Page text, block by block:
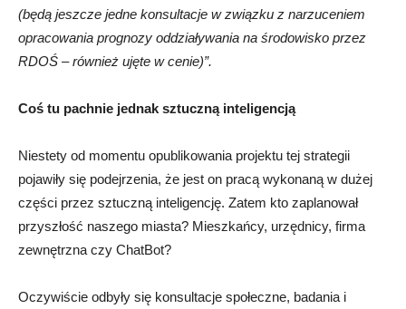
(będą jeszcze jedne konsultacje w związku z narzuceniem
opracowania prognozy oddziaływania na środowisko przez
RDOŚ – również ujęte w cenie)”.
Coś tu pachnie jednak sztuczną inteligencją
Niestety od momentu opublikowania projektu tej strategii
pojawiły się podejrzenia, że jest on pracą wykonaną w dużej
części przez sztuczną inteligencję. Zatem kto zaplanował
przyszłość naszego miasta? Mieszkańcy, urzędnicy, firma
zewnętrzna czy ChatBot?
Oczywiście odbyły się konsultacje społeczne, badania i